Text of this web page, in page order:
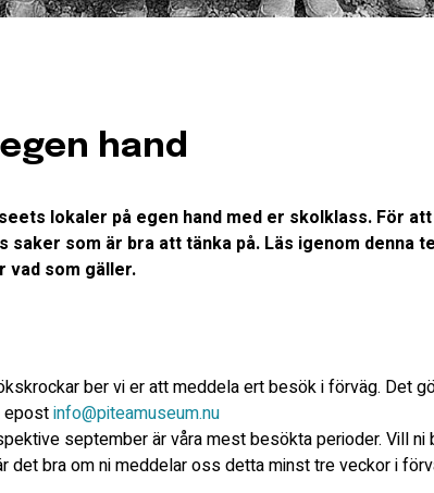
hand
lokaler på egen hand med er skolklass. För
saker som är bra att tänka på. Läs igenom denna
vad som gäller.
ber vi er att meddela ert besök i förväg. Det
epostinfo@piteamuseum.nu
september är våra mest besökta perioder. Vill
det bra om ni meddelar oss detta minst tre veckor i